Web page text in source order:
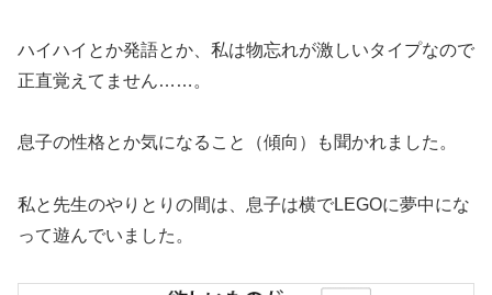
ハイハイとか発語とか、私は物忘れが激しいタイプなので
正直覚えてません……。
息子の性格とか気になること（傾向）も聞かれました。
私と先生のやりとりの間は、息子は横でLEGOに夢中にな
って遊んでいました。